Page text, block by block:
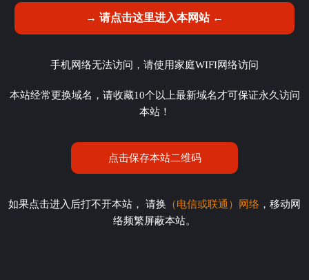
→ 请点击这里进入本网站 ←
手机网络无法访问，请使用家庭WIFI网络访问
本站经常更换域名，请收藏10个以上最新域名才可保证永久访问
本站！
点击保存本站二维码
如果点击进入后打不开本站， 请换 （电信或联通）网络 ，移动网
络频繁屏蔽本站。